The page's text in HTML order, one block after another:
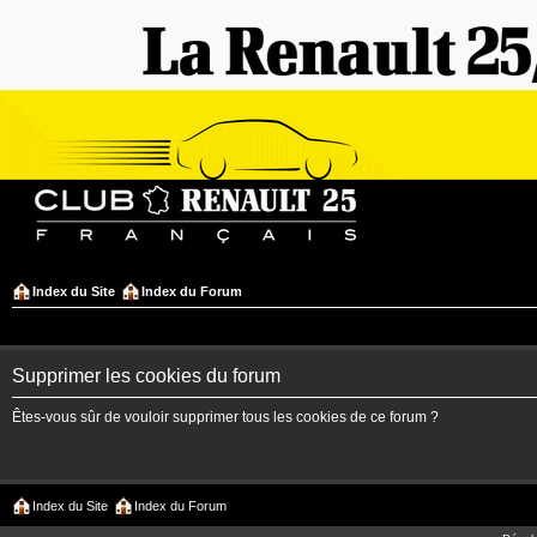
Index du Site Index du Forum
Supprimer les cookies du forum
Êtes-vous sûr de vouloir supprimer tous les cookies de ce forum ?
Index du Site Index du Forum